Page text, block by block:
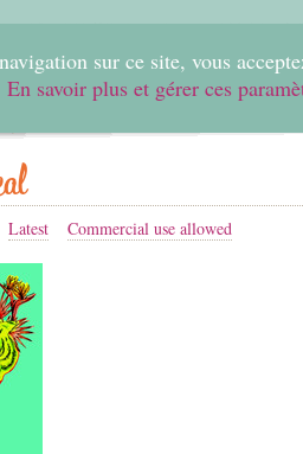
sur ce site, vous
En savoir plus et gérer ces
Latest Commercial use allowed